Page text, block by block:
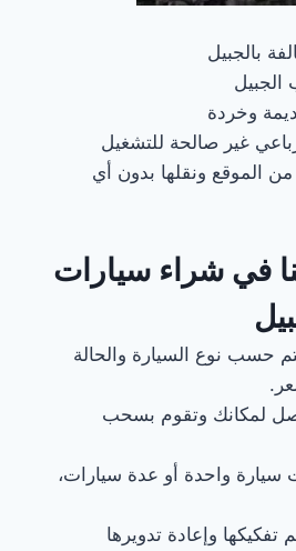
بالجبيل
وخردة
غير صالحة للتشغيل
الموقع ونقلها بدون أي
في شراء سيارات
حسب نوع السيارة والحالة
لمكانك وتقوم بسحب
سيارة واحدة أو عدة سيارات،
تفكيكها وإعادة تدويرها